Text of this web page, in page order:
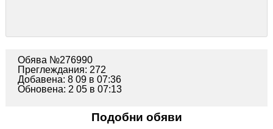
Обява №276990
Преглеждания: 272
Добавена: 8 09 в 07:36
Обновена: 2 05 в 07:13
Подобни обяви